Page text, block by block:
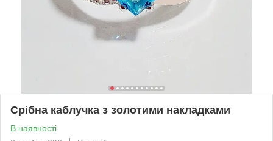
Срібна каблучка з золотими накладками
В наявності